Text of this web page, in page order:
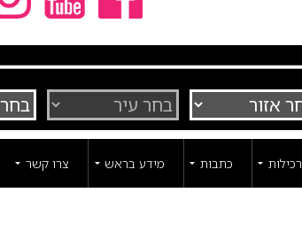
רכילות כתבות מידע בראש צרו קשר